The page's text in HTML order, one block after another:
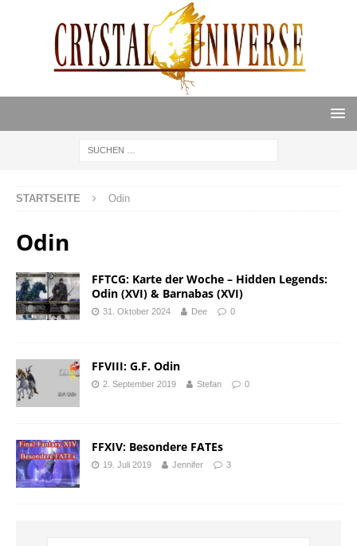
STARTSEITE Odin
Odin
FFTCG: Karte der Woche – Hidden Legends:
Odin (XVI) & Barnabas (XVI)
31. Oktober 2024 Dee 0
FFVIII: G.F. Odin
2. September 2019 Stefan 0
FFXIV: Besondere FATEs
19. Juli 2019 Jennifer 3